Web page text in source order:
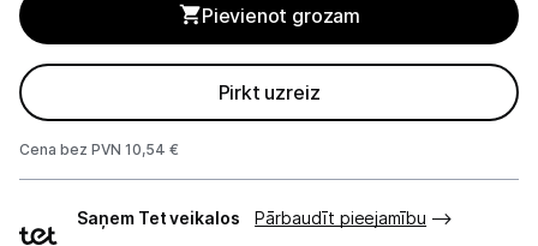
Tējkannas
Virtuves kombaini
Pievienot grozam
Pirkt uzreiz
Cena bez PVN 10,54 €
veidi
Saņem Tet veikalos
Pārbaudīt pieejamību